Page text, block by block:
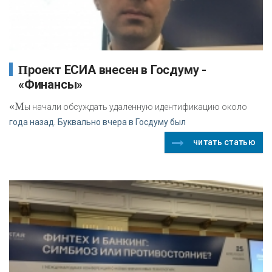
Проект ЕСИА внесен в Госдуму -
«Финансы»
«Мы начали обсуждать удаленную идентификацию около
года назад. Буквально вчера в Госдуму был
читать статью